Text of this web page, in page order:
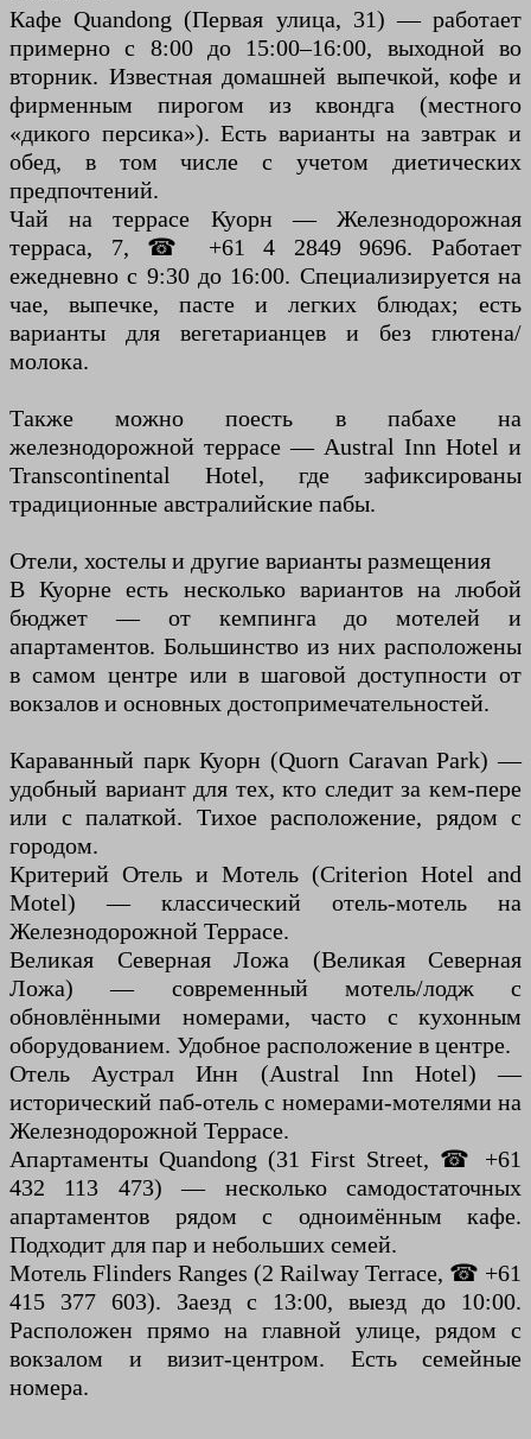
Кафе Quandong (Первая улица, 31) — работает
примерно с 8:00 до 15:00–16:00, выходной во
вторник. Известная домашней выпечкой, кофе и
фирменным пирогом из квондга (местного
«дикого персика»). Есть варианты на завтрак и
обед, в том числе с учетом диетических
предпочтений.
Чай на террасе Куорн — Железнодорожная
терраса, 7, ☎ +61 4 2849 9696. Работает
ежедневно с 9:30 до 16:00. Специализируется на
чае, выпечке, пасте и легких блюдах; есть
варианты для вегетарианцев и без глютена/
молока.
Также можно поесть в пабахе на
железнодорожной террасе — Austral Inn Hotel и
Transcontinental Hotel, где зафиксированы
традиционные австралийские пабы.
Отели, хостелы и другие варианты размещения
В Куорне есть несколько вариантов на любой
бюджет — от кемпинга до мотелей и
апартаментов. Большинство из них расположены
в самом центре или в шаговой доступности от
вокзалов и основных достопримечательностей.
Караванный парк Куорн (Quorn Caravan Park) —
удобный вариант для тех, кто следит за кем-пере
или с палаткой. Тихое расположение, рядом с
городом.
Критерий Отель и Мотель (Criterion Hotel and
Motel) — классический отель-мотель на
Железнодорожной Террасе.
Великая Северная Ложа (Великая Северная
Ложа) — современный мотель/лодж с
обновлёнными номерами, часто с кухонным
оборудованием. Удобное расположение в центре.
Отель Аустрал Инн (Austral Inn Hotel) —
исторический паб-отель с номерами-мотелями на
Железнодорожной Террасе.
Апартаменты Quandong (31 First Street, ☎ +61
432 113 473) — несколько самодостаточных
апартаментов рядом с одноимённым кафе.
Подходит для пар и небольших семей.
Мотель Flinders Ranges (2 Railway Terrace, ☎ +61
415 377 603). Заезд с 13:00, выезд до 10:00.
Расположен прямо на главной улице, рядом с
вокзалом и визит-центром. Есть семейные
номера.